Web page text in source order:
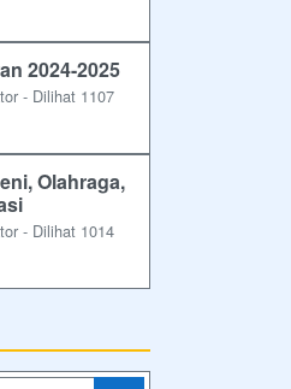
2024-2025
- Dilihat 1107
Olahraga,
- Dilihat 1014